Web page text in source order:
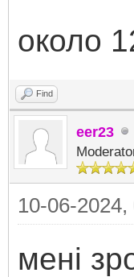
около
Find
eer23
10-06-2024,
мені